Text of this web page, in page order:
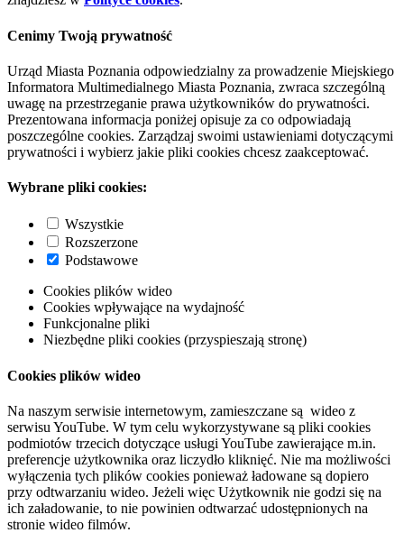
Cenimy Twoją prywatność
Urząd Miasta Poznania odpowiedzialny za prowadzenie Miejskiego
Informatora Multimedialnego Miasta Poznania, zwraca szczególną
uwagę na przestrzeganie prawa użytkowników do prywatności.
Prezentowana informacja poniżej opisuje za co odpowiadają
poszczególne cookies. Zarządzaj swoimi ustawieniami dotyczącymi
prywatności i wybierz jakie pliki cookies chcesz zaakceptować.
Wybrane pliki cookies:
Wszystkie
Rozszerzone
Podstawowe
Cookies plików wideo
Cookies wpływające na wydajność
Funkcjonalne pliki
Niezbędne pliki cookies (przyspieszają stronę)
Cookies plików wideo
Na naszym serwisie internetowym, zamieszczane są wideo z
serwisu YouTube. W tym celu wykorzystywane są pliki cookies
podmiotów trzecich dotyczące usługi YouTube zawierające m.in.
preferencje użytkownika oraz liczydło kliknięć. Nie ma możliwości
wyłączenia tych plików cookies ponieważ ładowane są dopiero
przy odtwarzaniu wideo. Jeżeli więc Użytkownik nie godzi się na
ich załadowanie, to nie powinien odtwarzać udostępnionych na
stronie wideo filmów.